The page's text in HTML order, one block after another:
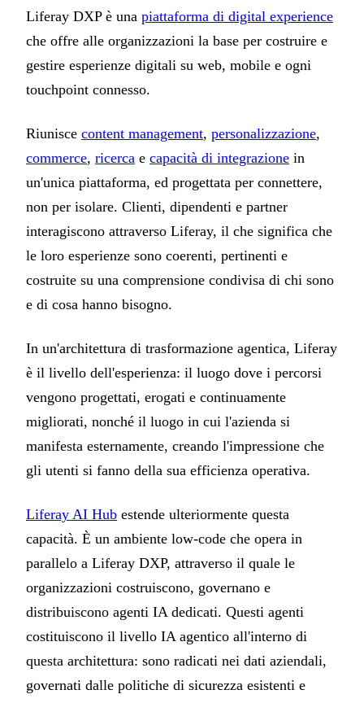
Liferay DXP è una piattaforma di digital experience
che offre alle organizzazioni la base per costruire e
gestire esperienze digitali su web, mobile e ogni
touchpoint connesso.
Riunisce content management, personalizzazione,
commerce, ricerca e capacità di integrazione in
un'unica piattaforma, ed progettata per connettere,
non per isolare. Clienti, dipendenti e partner
interagiscono attraverso Liferay, il che significa che
le loro esperienze sono coerenti, pertinenti e
costruite su una comprensione condivisa di chi sono
e di cosa hanno bisogno.
In un'architettura di trasformazione agentica, Liferay
è il livello dell'esperienza: il luogo dove i percorsi
vengono progettati, erogati e continuamente
migliorati, nonché il luogo in cui l'azienda si
manifesta esternamente, creando l'impressione che
gli utenti si fanno della sua efficienza operativa.
Liferay AI Hub estende ulteriormente questa
capacità. È un ambiente low-code che opera in
parallelo a Liferay DXP, attraverso il quale le
organizzazioni costruiscono, governano e
distribuiscono agenti IA dedicati. Questi agenti
costituiscono il livello IA agentico all'interno di
questa architettura: sono radicati nei dati aziendali,
governati dalle politiche di sicurezza esistenti e